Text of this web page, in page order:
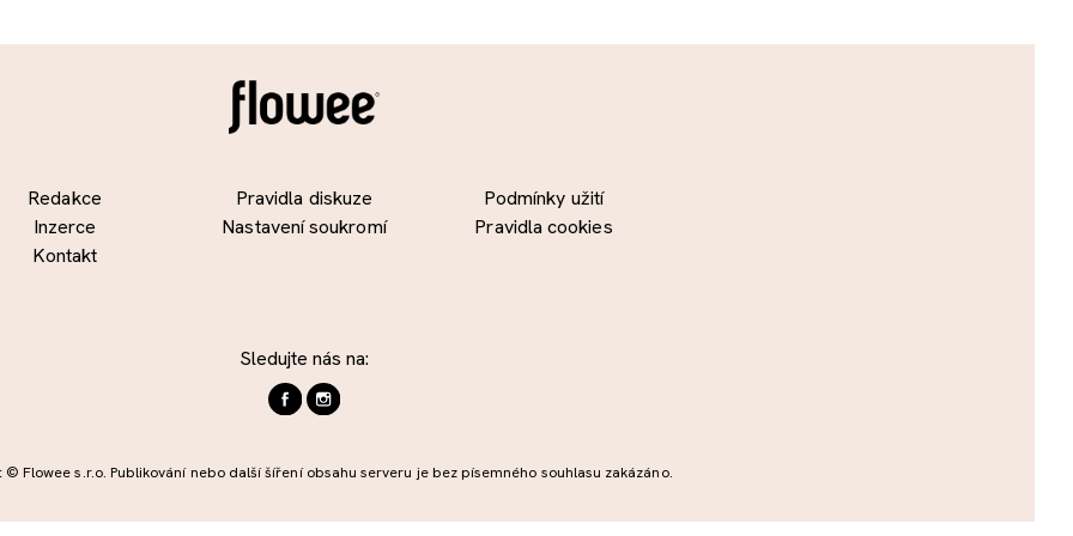
Redakce
Inzerce
Kontakt
Pravidla diskuze
Nastavení soukromí
Podmínky užití
Pravidla cookies
Sledujte nás na:
© Flowee s.r.o. Publikování nebo další šíření obsahu serveru je bez písemného souhlasu zakázáno.